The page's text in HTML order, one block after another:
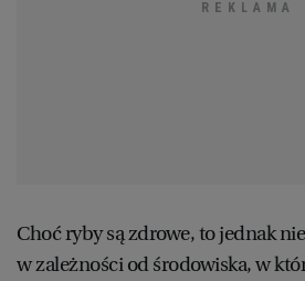
Choć ryby są zdrowe, to jednak
w zależności od środowiska, w